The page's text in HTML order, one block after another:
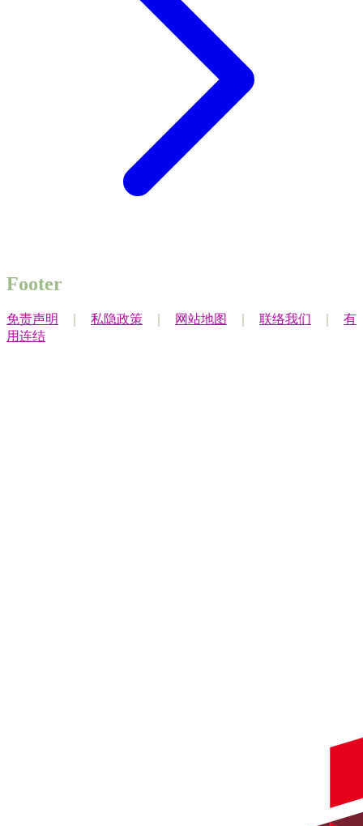
Footer
免责声明 私隐政策 网站地图 联络我们
有
用连结